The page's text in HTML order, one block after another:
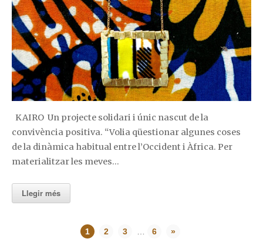
KAIRO Un projecte solidari i únic nascut de la
convivència positiva. “Volia qüestionar algunes coses
de la dinàmica habitual entre l’Occident i Àfrica. Per
materialitzar les meves…
Llegir més
1 2 3 6 »